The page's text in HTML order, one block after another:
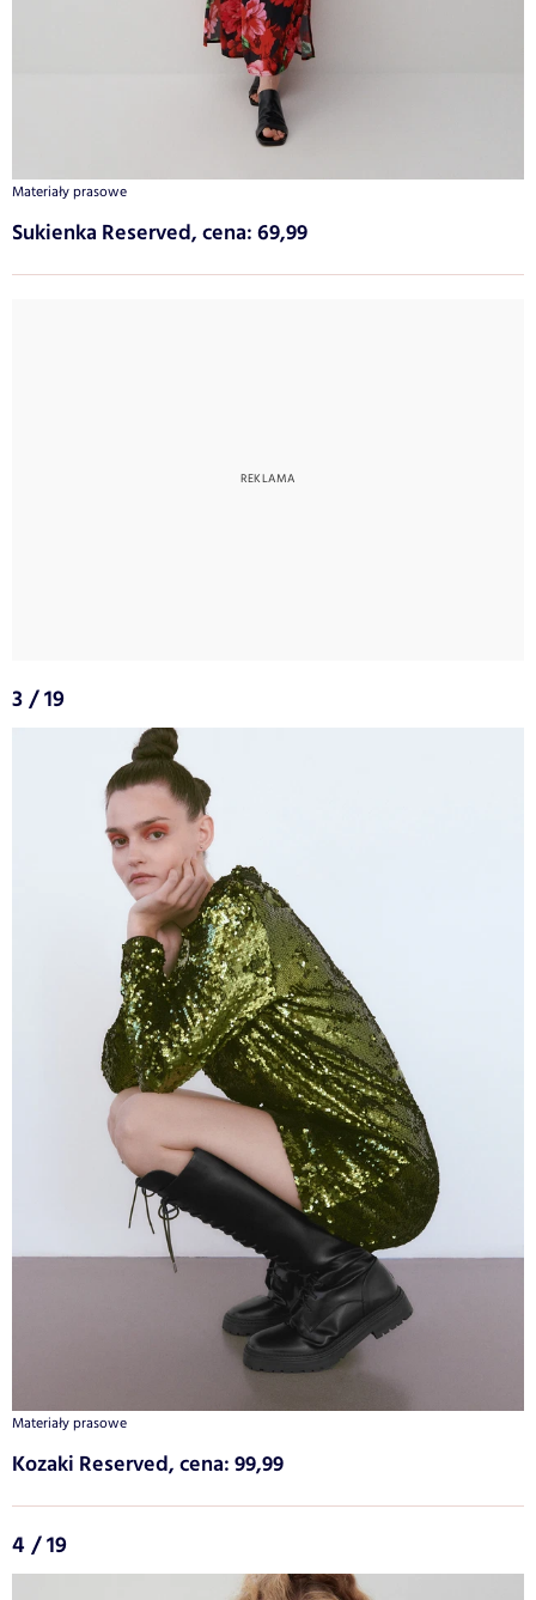
Materiały prasowe
Sukienka Reserved, cena: 69,99
3 / 19
Materiały prasowe
Kozaki Reserved, cena: 99,99
4 / 19